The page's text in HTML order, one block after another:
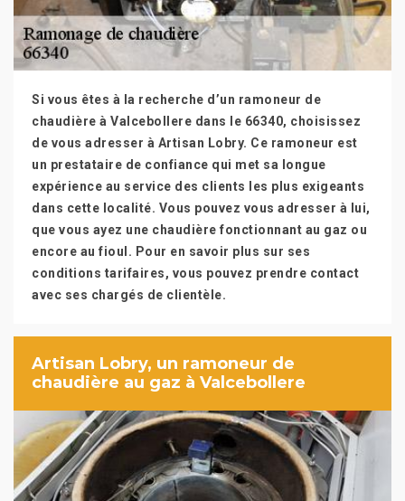
Si vous êtes à la recherche d’un ramoneur de
chaudière à Valcebollere dans le 66340, choisissez
de vous adresser à Artisan Lobry. Ce ramoneur est
un prestataire de confiance qui met sa longue
expérience au service des clients les plus exigeants
dans cette localité. Vous pouvez vous adresser à lui,
que vous ayez une chaudière fonctionnant au gaz ou
encore au fioul. Pour en savoir plus sur ses
conditions tarifaires, vous pouvez prendre contact
avec ses chargés de clientèle.
Artisan Lobry, un ramoneur de
chaudière au gaz à Valcebollere